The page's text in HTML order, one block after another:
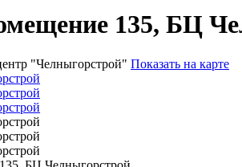
135, БЦ
"Челныгорстрой" Показать на карте